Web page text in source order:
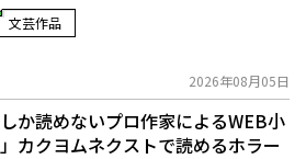
文芸作品
2026年08月05日
しか読めないプロ作家によるWEB小
――カクヨムネクストで読めるホラー